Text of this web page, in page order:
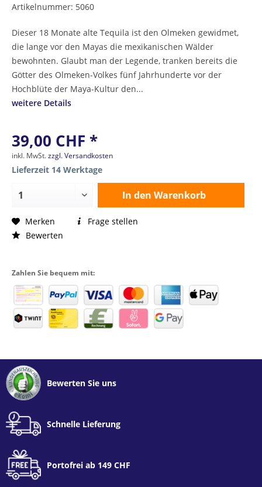
Artikelnummer: 5060
Dieser 18 Monate alte Tequila ist den Olmeken gewidmet,
die lange vor den Mayas die mexikanischen Wälder
bewohnten. Glaubt man der Legende, tranken bereits die
Götter des Olmeken-Volkes fünf Jahrhunderte vor der
Hochblüte der Maya-Kultur den...
weitere Details
39,00 CHF *
inkl. MwSt.zzgl. Versandkosten
Lieferzeit 14 Werktage
In den Warenkorb
Merken
Bewerten
Frage stellen
Zahlen Sie bequem mit:
Bewerten Sie uns
Schnelle Lieferung
Portofrei ab 149 CHF